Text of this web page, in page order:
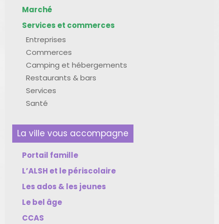
Marché
Services et commerces
Entreprises
Commerces
Camping et hébergements
Restaurants & bars
Services
Santé
La ville vous accompagne
Portail famille
L’ALSH et le périscolaire
Les ados & les jeunes
Le bel âge
CCAS